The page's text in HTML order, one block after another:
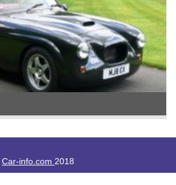
Car-info.com 2018